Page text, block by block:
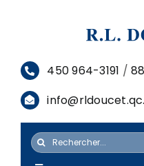
450 964-3191 /
Rechercher: